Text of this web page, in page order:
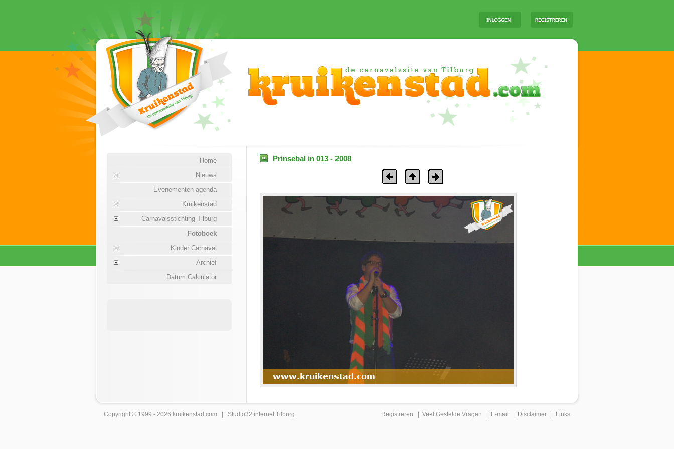
Home
Nieuws
Evenementen agenda
Kruikenstad
Carnavalsstichting Tilburg
Fotoboek
Kinder Carnaval
Archief
Datum Calculator
Prinsebal in 013 - 2008
Copyright © 1999 - 2026 kruikenstad .com | Studio32 internet Tilburg Registreren Veel Gestelde Vragen E-mail Disclaimer Links